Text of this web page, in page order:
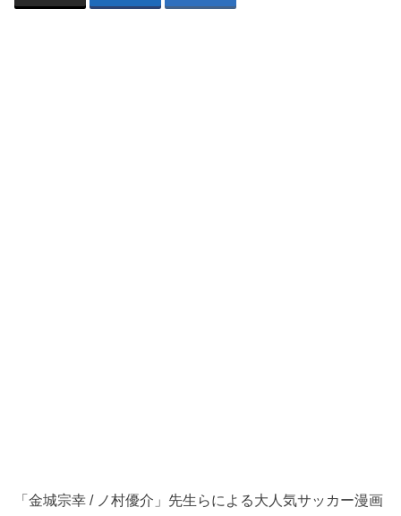
「金城宗幸 / ノ村優介」先生らによる大人気サッカー漫画